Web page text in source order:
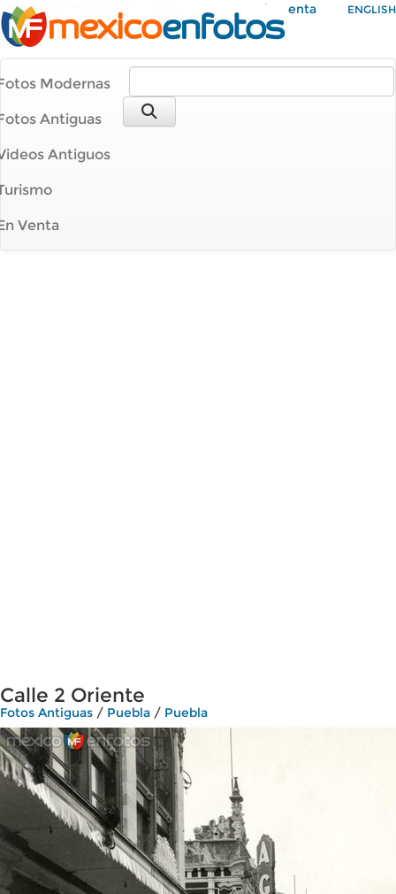
Mi Cuenta ENGLISH
Modernas
Antiguas
Antiguos
Venta
Calle 2 Oriente
Fotos Antiguas / Puebla / Puebla